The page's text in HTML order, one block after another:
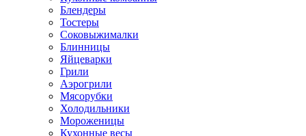
Блендеры
Тостеры
Соковыжималки
Блинницы
Яйцеварки
Грили
Аэрогрили
Мясорубки
Холодильники
Мороженицы
Кухонные весы